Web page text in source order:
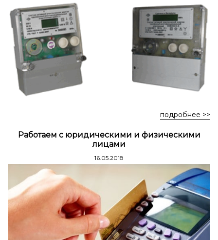
Стремянки стальные
Стремянки двухсторонние стальные
подробнее >>
Работаем с юридическими и физическими
лицами
16.05.2018